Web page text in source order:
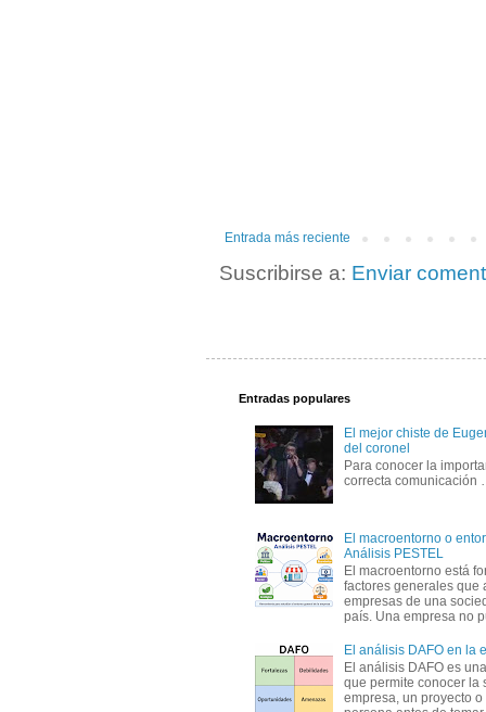
Entrada más reciente
Suscribirse a: Enviar
Entradas populares
El mejor chiste de
del coronel
Para conocer la
correcta
El macroentorno o
Análisis PESTEL
El macroentorno está
factores generales que
empresas de una
país. Una empresa no
El análisis DAFO en la
El análisis DAFO es
que permite conocer la
empresa, un proyecto